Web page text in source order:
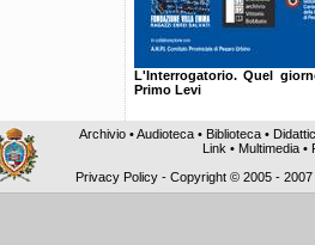
L'Interrogatorio. Quel
Primo Levi
Archivio •Audioteca • Biblioteca •
Link • Multimedia •
Privacy Policy -Copyright © 2005 -